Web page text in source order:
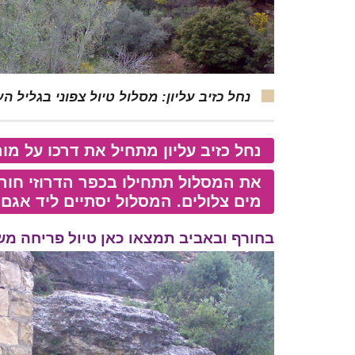
נחל כזיב עליון: מסלול טיול צפוני בגליל
נחל כזיב עליון מתחיל את דרכו על
את המסלול תתחילו בכפר הדרוזי
מים צלולים. המסלול יסתיים ליד
בחורף ובאביב תמצאו כאן טיול פריחה